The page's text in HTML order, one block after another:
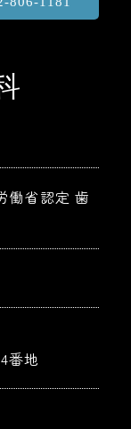
働省認定 歯
番地